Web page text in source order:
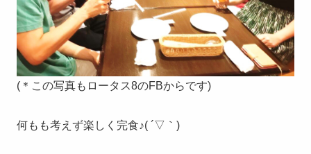
(＊この写真もロータス8のFBからです)
何もも考えず楽しく完食♪( ´▽｀)